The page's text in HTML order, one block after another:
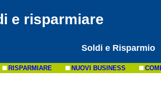
e risparmiare
Soldi e Risparmio
RISPARMIARE NUOVI BUSINESS